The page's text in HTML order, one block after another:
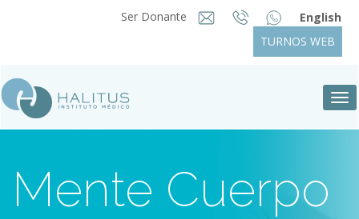
Ser Donante
English
TURNOS WEB
Mente Cuerpo